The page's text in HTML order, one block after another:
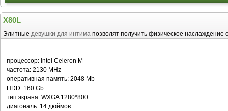
X80L
Элитные девушки для интима позволят получить физическое наслаждение
процессор: Intel Celeron M
частота: 2130 MHz
оперативная память: 2048 Mb
HDD: 160 Gb
тип экрана: WXGA 1280*800
диагональ: 14 дюймов